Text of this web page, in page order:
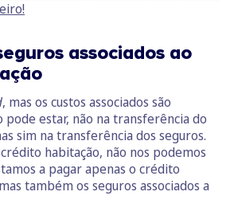
associados ao
, mas os custos associados são
pode estar, não na transferência do
sim na transferência dos seguros.
habitação, não nos podemos
a pagar apenas o crédito
também os seguros associados a